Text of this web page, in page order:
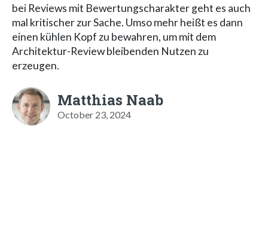
bei Reviews mit Bewertungscharakter geht es auch
mal kritischer zur Sache. Umso mehr heißt es dann
einen kühlen Kopf zu bewahren, um mit dem
Architektur-Review bleibenden Nutzen zu
erzeugen.
Matthias Naab
October 23, 2024